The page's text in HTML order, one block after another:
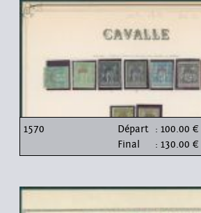
1570 Départ : 100.00 €
Final
: 130.00 €